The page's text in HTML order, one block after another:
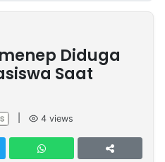
Diduga
Saat
4 views